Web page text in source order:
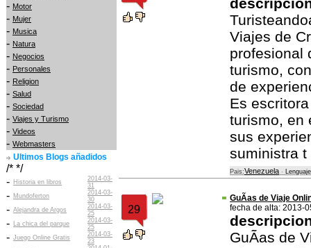
- Motor
- Mujer
- Musica
- Natura
- Negocios
- Personales
- Religion
- Salud
- Sociedad
- Viajes y Turismo
- Videos
- Webmasters
Ultimos Blogs añadidos
/* */
- Historia en libros
2014-03-
31
- Mundoferton
2014-03-
30
- Alejandra de Argos
2014-03-
25
- La chica del parque
2014-03-
25
- Juego Online Gratis
2014-03-
23
Viajes de
profesional
turismo,
de
Es
turismo, en
sus
suministra t
Pais:Venezuela -
29
GuÃ­as de Viaje
fecha de alta: 2013-
GuÃ­as de